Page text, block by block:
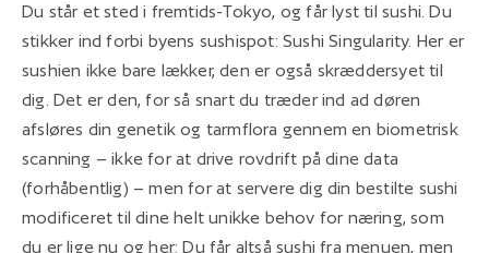
Du står et sted i fremtids-Tokyo, og får lyst til sushi. Du
stikker ind forbi byens sushispot: Sushi Singularity. Her er
sushien ikke bare lækker, den er også skræddersyet til
dig. Det er den, for så snart du træder ind ad døren
afsløres din genetik og tarmflora gennem en biometrisk
scanning – ikke for at drive rovdrift på dine data
(forhåbentlig) – men for at servere dig din bestilte sushi
modificeret til dine helt unikke behov for næring, som
du er lige nu og her: Du får altså sushi fra menuen, men